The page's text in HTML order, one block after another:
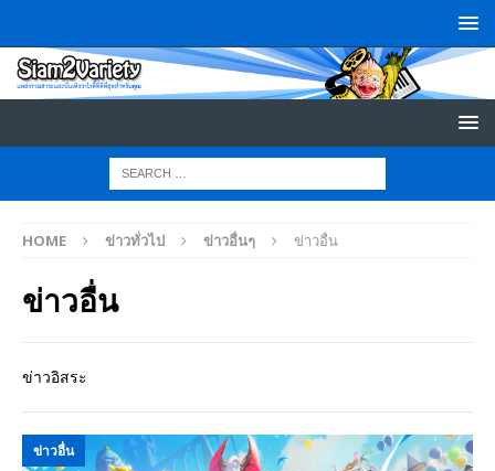
HOME ข่าวทั่วไป ข่าวอื่นๆ ข่าวอื่น
ข่าวอื่น
ข่าวอิสระ
ข่าวอื่น